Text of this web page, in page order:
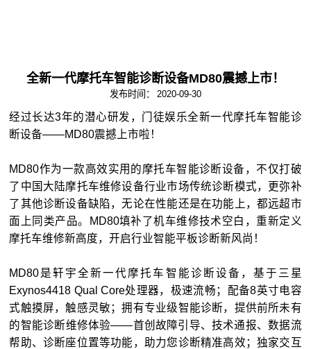
全新一代摩托车智能诊断设备MD80震撼上市！
发布时间： 2020-09-30
经过长达3年的潜心研发，门徒娱乐全新一代摩托车智能诊
断设备——MD80震撼上市啦！
MD80作为一款高效实用的摩托车智能诊断设备，不仅打破
了中国大陆摩托车维修设备行业市场传统诊断模式，更弥补
了其他诊断设备缺陷，无论在性能还是在功能上，都远超市
面上同类产品。MD80填补了机车维修技术空白，重新定义
摩托车维修新高度，开启行业智能平板诊断新风尚！
MD80是轩宇全新一代摩托车智能诊断设备，基于三星
Exynos4418 Qual Core处理器，极速流畅；配备8英寸电容
式触摸屏，触感灵敏；拥有专业级智能诊断，提供前所未有
的智能诊断维修体验——首创故障引导、技术通报、数据流
帮助、诊断座位置等功能，助力您诊断精准高效；独家交互